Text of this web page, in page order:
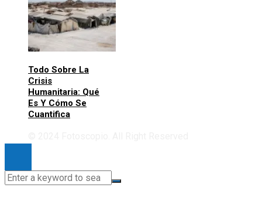
Todo Sobre La
Crisis
Humanitaria: Qué
Es Y Cómo Se
Cuantifica